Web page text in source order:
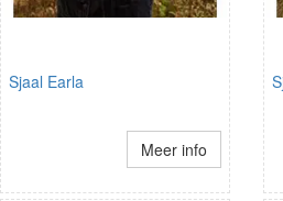
Sjaal Earla
Meer info